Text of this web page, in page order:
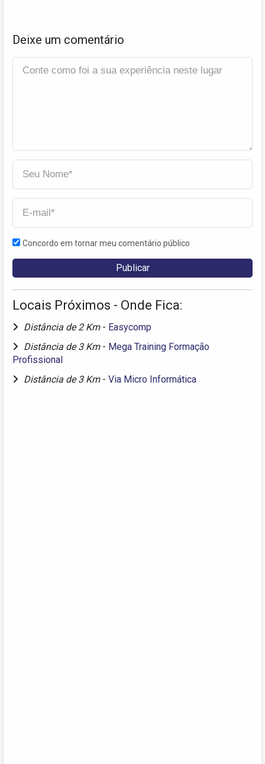
Deixe um comentário
Concordo em tornar meu comentário público
Locais Próximos - Onde Fica:
Distância de 2 Km - Easycomp
Distância de 3 Km - Mega Training Formação
Profissional
Distância de 3 Km - Via Micro Informática